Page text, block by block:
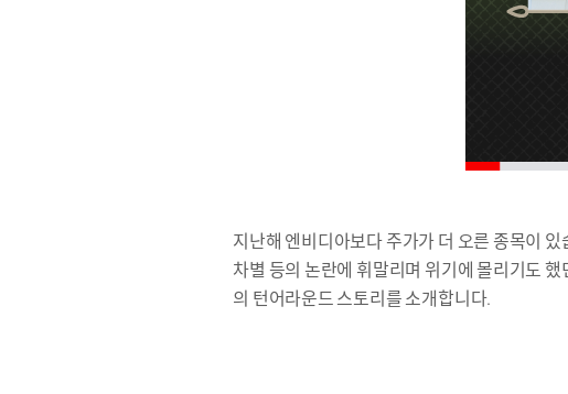
지난해 엔비디아보다 주가가 더 오른 종목이
차별 등의 논란에 휘말리며 위기에 몰리기도
의 턴어라운드 스토리를 소개합니다.